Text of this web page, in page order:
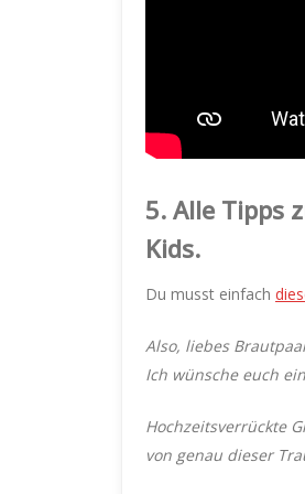
5. Alle Tipps
Kids.
Du musst einfach
Also, liebes
Ich wünsche euch
Hochzeitsverrückte
von genau dieser